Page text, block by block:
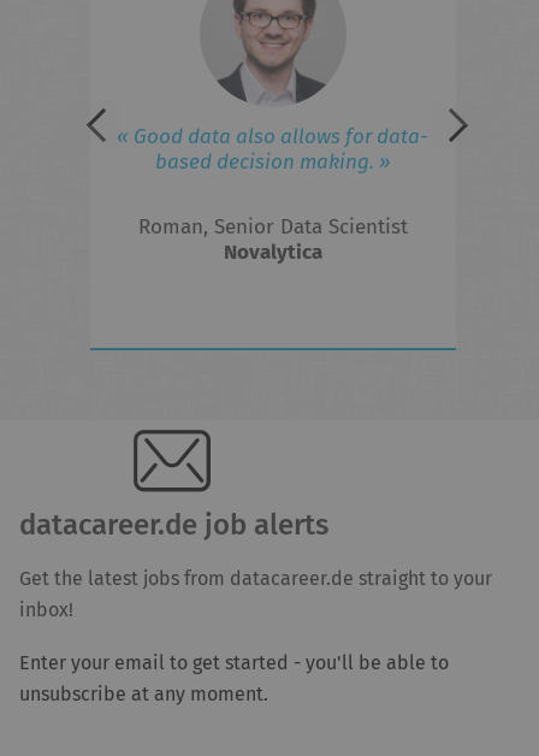
« Good data also allows for data-
based decision making. »
Roman, Senior Data Scientist
Novalytica
datacareer.de job alerts
Get the latest jobs from datacareer.de straight to your
inbox!
Enter your email to get started - you'll be able to
unsubscribe at any moment.